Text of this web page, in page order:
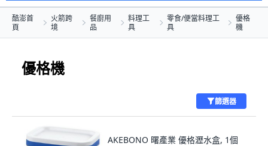
酷澎首
頁
火箭跨
境
餐廚用
品
料理工
具
零食/便當料理工
具
優格
機
優格機
篩選器
AKEBONO 曙產業 優格瀝水盒, 1個